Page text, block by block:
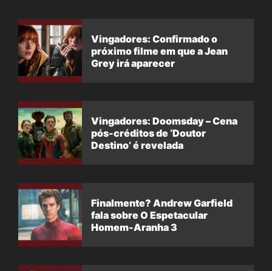
Vingadores: Confirmado o
próximo filme em que a Jean
Grey irá aparecer
Vingadores: Doomsday – Cena
pós-créditos de ‘Doutor
Destino’ é revelada
Finalmente? Andrew Garfield
fala sobre O Espetacular
Homem-Aranha 3